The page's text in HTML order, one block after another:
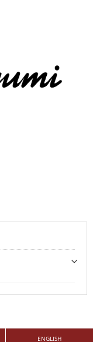
ENGLISH